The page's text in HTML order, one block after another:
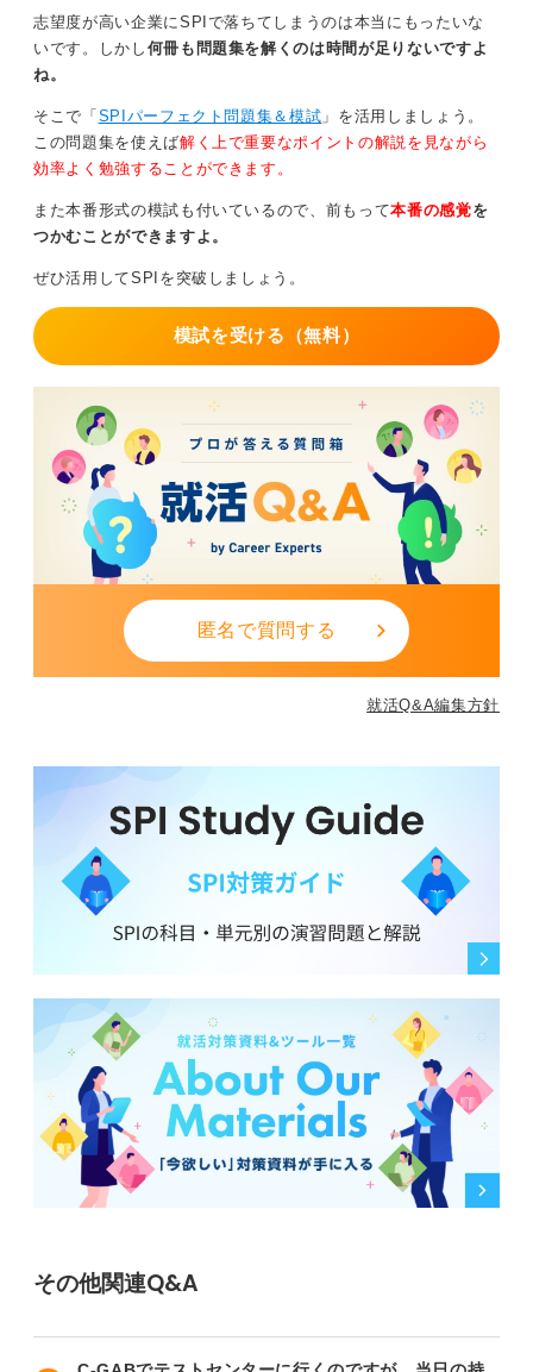
為であり、キャリア形成とは真逆の道です。正々堂々と
挑み、自分の実力で勝ち取った内定こそが、入社後のあ
0
志望度が高い企業にSPIで落ちてしまうのは本当にもったいな
いです。しかし 何冊も問題集を解くのは時間が足りないですよ
ね。
そこで「 SPIパーフェクト問題集＆模試 」を活用しましょう。
この問題集を使えば解く上で重要なポイントの解説を見ながら
効率よく勉強することができます。
また本番形式の模試も付いているので、前もって本番の感覚を
つかむことができますよ。
ぜひ活用してSPIを突破しましょう。
模試を受ける（無料）
匿名で質問する
就活Q&A編集方針
その他関連Q&A